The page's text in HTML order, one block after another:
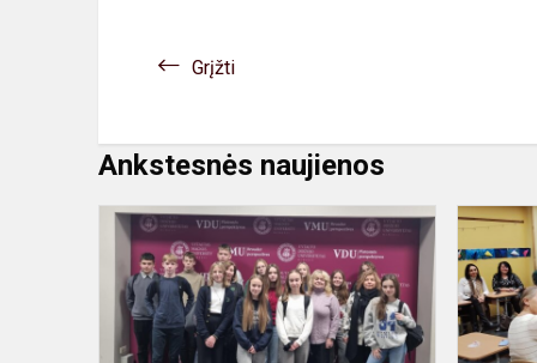
Grįžti
Ankstesnės naujienos
Kaštoniečiai
dalyvavo
mokinių